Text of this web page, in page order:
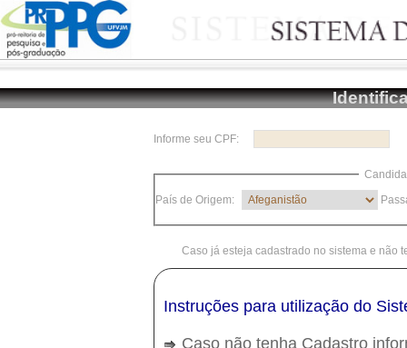
Informe seu CPF:
País de Origem:
Caso já esteja cadastrado no sistema e não
Instruções para utilização do
Caso não tenha Cadastro